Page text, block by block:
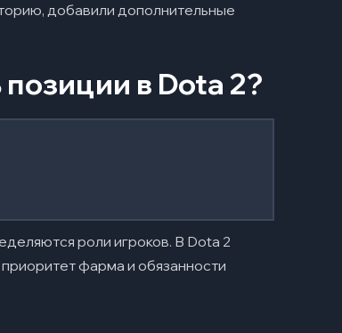
добавили дополнительные
позиции в Dota 2?
роли игроков. В Dota 2
фарма и обязанности